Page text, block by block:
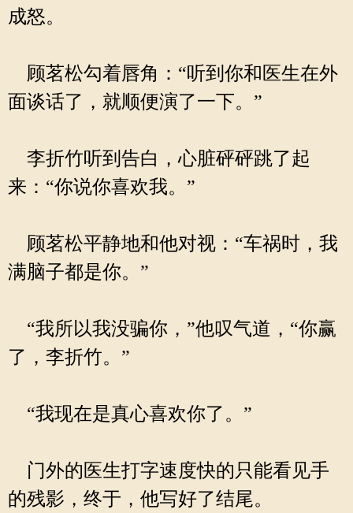
成怒。
顾茗松勾着唇角：“听到你和医生在外
面谈话了，就顺便演了一下。”
李折竹听到告白，心脏砰砰跳了起
来：“你说你喜欢我。”
顾茗松平静地和他对视：“车祸时，我
满脑子都是你。”
“我所以我没骗你，”他叹气道，“你赢
了，李折竹。”
“我现在是真心喜欢你了。”
门外的医生打字速度快的只能看见手
的残影，终于，他写好了结尾。